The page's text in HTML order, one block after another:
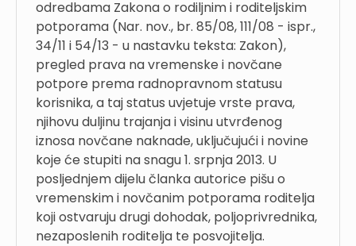
odredbama Zakona o rodiljnim i roditeljskim
potporama (Nar. nov., br. 85/08, 111/08 - ispr.,
34/11 i 54/13 - u nastavku teksta: Zakon),
pregled prava na vremenske i novčane
potpore prema radnopravnom statusu
korisnika, a taj status uvjetuje vrste prava,
njihovu duljinu trajanja i visinu utvrđenog
iznosa novčane naknade, uključujući i novine
koje će stupiti na snagu 1. srpnja 2013. U
posljednjem dijelu članka autorice pišu o
vremenskim i novčanim potporama roditelja
koji ostvaruju drugi dohodak, poljoprivrednika,
nezaposlenih roditelja te posvojitelja.